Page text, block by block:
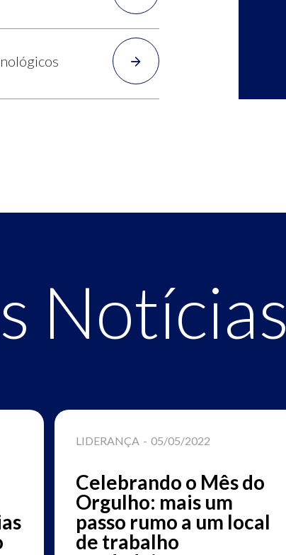
Notícias
LIDERANÇA - 05/05/2022
Celebrando o Mês do
Orgulho: mais um
passo rumo a um local
de trabalho